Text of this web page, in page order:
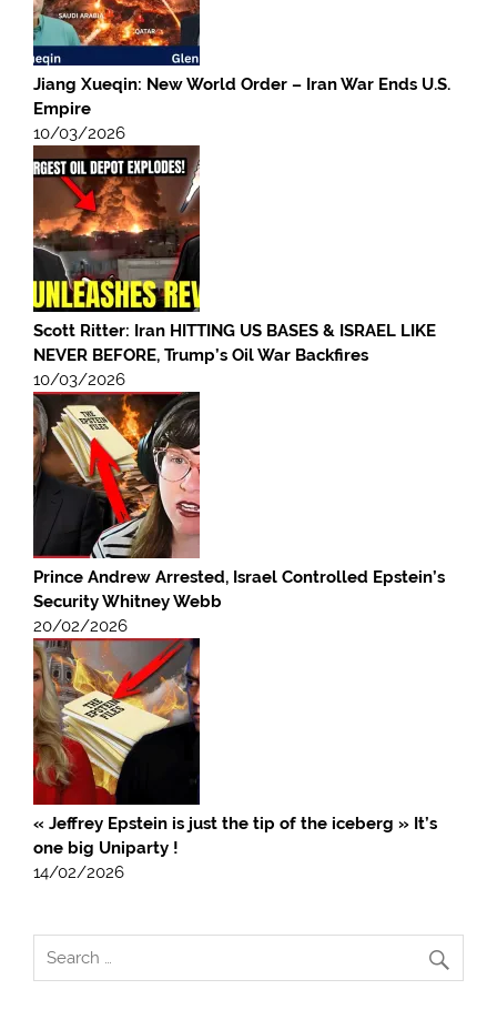
Jiang Xueqin: New World Order – Iran War Ends U.S.
Empire
10/03/2026
Scott Ritter: Iran HITTING US BASES & ISRAEL LIKE
NEVER BEFORE, Trump’s Oil War Backfires
10/03/2026
Prince Andrew Arrested, Israel Controlled Epstein’s
Security Whitney Webb
20/02/2026
« Jeffrey Epstein is just the tip of the iceberg » It’s
one big Uniparty !
14/02/2026